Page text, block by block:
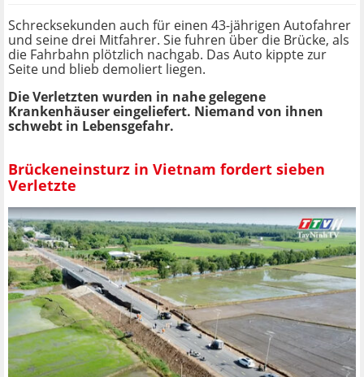
Schrecksekunden auch für einen 43-jährigen Autofahrer
und seine drei Mitfahrer. Sie fuhren über die Brücke, als
die Fahrbahn plötzlich nachgab. Das Auto kippte zur
Seite und blieb demoliert liegen.
Die Verletzten wurden in nahe gelegene
Krankenhäuser eingeliefert. Niemand von ihnen
schwebt in Lebensgefahr.
Brückeneinsturz in Vietnam fordert sieben
Verletzte